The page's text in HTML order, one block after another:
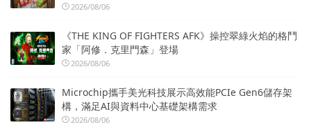
2026/08/06
《THE KING OF FIGHTERS AFK》操控翠綠火焰的格鬥
家「阿修．克里門森」登場
2026/08/06
Microchip攜手美光科技展示高效能PCIe Gen6儲存架
構，滿足AI與資料中心基礎架構需求
2026/08/06